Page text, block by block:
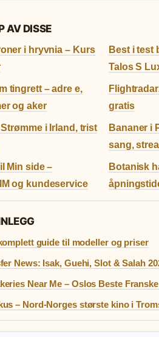
AV DISSE
i hryvnia – Kurs
Best i test
Talos S
tingrett – adre e,
og aker
gratis
i Irland, trist
Bananer i
sang,
Min side –
og kundeservice
Botanisk
guide til modeller og priser
News: Isak, Guehi, Slot & Salah
Near Me – Oslos Beste
– Nord-Norges største kino i